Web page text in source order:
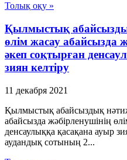
Толық оқу »
Қылмыстық
өлім жасау абайсызда
әкеп соқтырған
зиян келтіру
11 декабря 2021
Қылмыстық абайсыздық
абайсызда жәбірленушінің
денсаулыққа қасақана ауыр
аудандық сотының 2...